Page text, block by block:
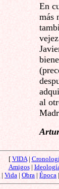
En
más
al
[ VIDA|
Amigos|
| Vida | Obra | Época